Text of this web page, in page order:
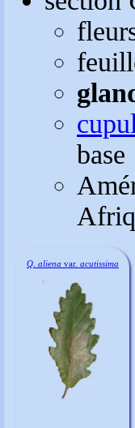
base
Q. aliena var. acutissima